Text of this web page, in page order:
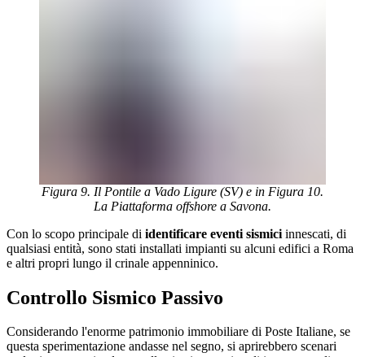
Figura 9. Il Pontile a Vado Ligure (SV) e in Figura 10.
La Piattaforma offshore a Savona.
Con lo scopo principale di identificare eventi sismici innescati, di
qualsiasi entità, sono stati installati impianti su alcuni edifici a Roma
e altri propri lungo il crinale appenninico.
Controllo Sismico Passivo
Considerando l'enorme patrimonio immobiliare di Poste Italiane, se
questa sperimentazione andasse nel segno, si aprirebbero scenari